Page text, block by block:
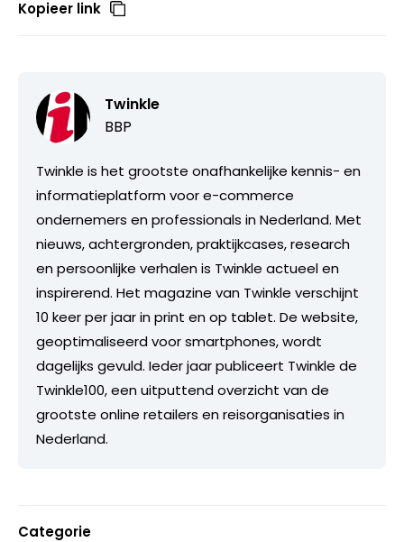
Kopieer link
Twinkle
BBP
Twinkle is het grootste onafhankelijke kennis- en
informatieplatform voor e-commerce
ondernemers en professionals in Nederland. Met
nieuws, achtergronden, praktijkcases, research
en persoonlijke verhalen is Twinkle actueel en
inspirerend. Het magazine van Twinkle verschijnt
10 keer per jaar in print en op tablet. De website,
geoptimaliseerd voor smartphones, wordt
dagelijks gevuld. Ieder jaar publiceert Twinkle de
Twinkle100, een uitputtend overzicht van de
grootste online retailers en reisorganisaties in
Nederland.
Categorie